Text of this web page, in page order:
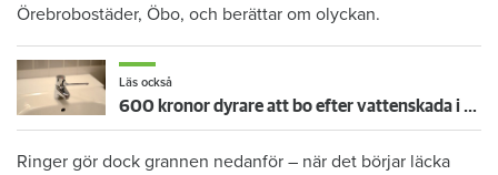
Örebrobostäder, Öbo, och berättar om olyckan.
Läs också
600 kronor dyrare att bo efter vattenskada i Varberg
Ringer gör dock grannen nedanför – när det börjar läcka